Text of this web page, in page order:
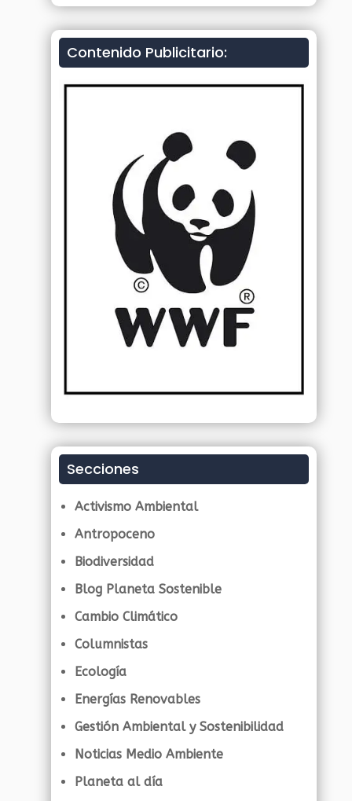
Contenido Publicitario:
Secciones
Activismo Ambiental
Antropoceno
Biodiversidad
Blog Planeta Sostenible
Cambio Climático
Columnistas
Ecología
Energías Renovables
Gestión Ambiental y Sostenibilidad
Noticias Medio Ambiente
Planeta al día